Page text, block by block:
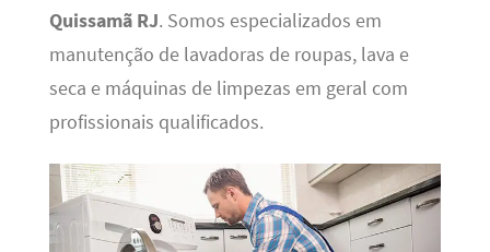
Quissamã RJ. Somos especializados em
manutenção de lavadoras de roupas, lava e
seca e máquinas de limpezas em geral com
profissionais qualificados.